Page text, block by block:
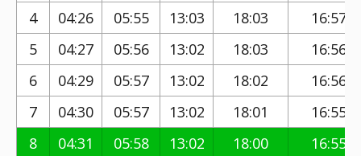
4
04:26 05:55 13:03 18:03
16:57
5
04:27 05:56 13:02 18:03
16:56
6
04:29 05:57 13:02 18:02
16:56
7
04:30 05:57 13:02 18:01
16:55
8
04:31 05:58 13:02 18:00
16:55